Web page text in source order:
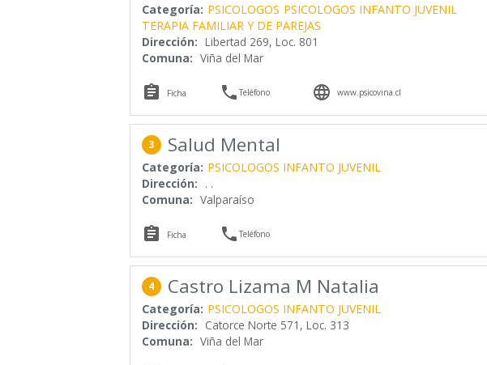
Categoría: PSICOLOGOS PSICOLOGOS INFANTO JUVENIL
TERAPIA FAMILIAR Y DE PAREJAS
Dirección: Libertad 269, Loc. 801
Comuna: Viña del Mar
 Ficha Teléfono  www.psicovina.cl
3 Salud Mental
Categoría: PSICOLOGOS INFANTO JUVENIL
Dirección: . .
Comuna: Valparaíso
 Ficha Teléfono
4 Castro Lizama M Natalia
Categoría: PSICOLOGOS INFANTO JUVENIL
Dirección: Catorce Norte 571, Loc. 313
Comuna: Viña del Mar